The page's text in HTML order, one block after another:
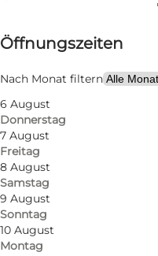
Öffnungszeiten
Öffnungszeiten
Nach Monat filtern
6 August
Donnerstag
7 August
Freitag
8 August
Samstag
9 August
Sonntag
10 August
Montag
Website besuchen
Freunde, Mein
Sparen Sie Geld -